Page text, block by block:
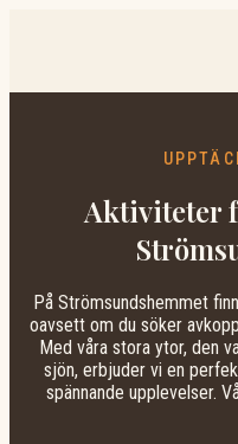
Aktiviteter
På Strömsundshemmet
oavsett om du söker
Med våra stora ytor, den
sjön, erbjuder vi en
spännande upplevelser.